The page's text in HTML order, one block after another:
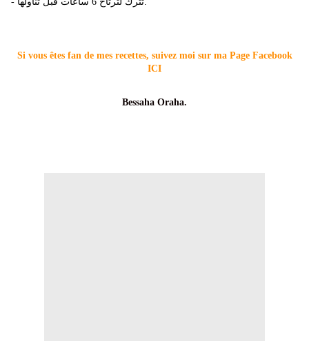
Si vous êtes fan de mes recettes, suivez moi sur ma Page Facebook
ICI
Bessaha Oraha.